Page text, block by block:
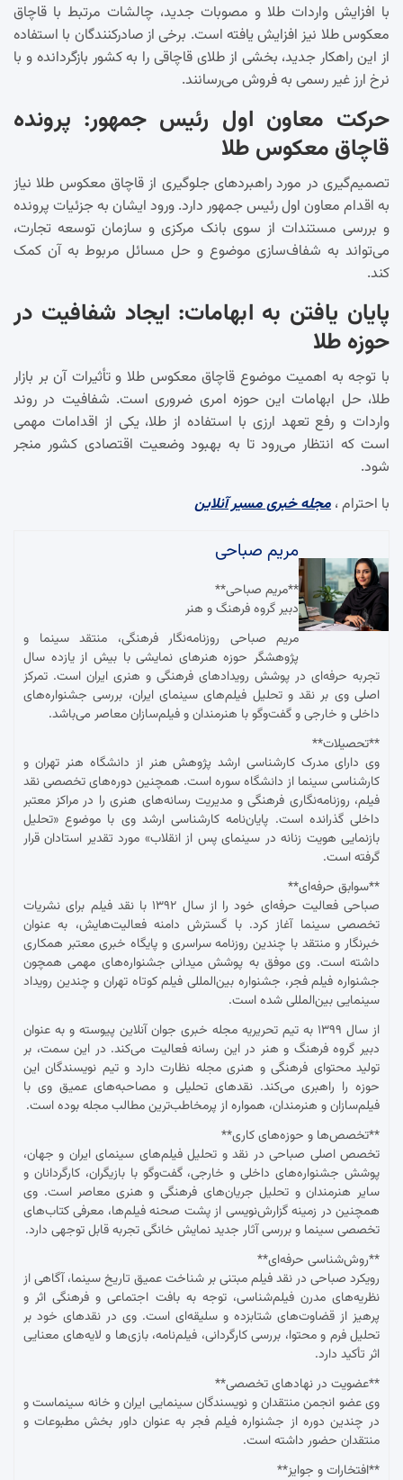
با افزایش واردات طلا و مصوبات جدید، چالشات مرتبط با قاچاق
معکوس طلا نیز افزایش یافته است. برخی از صادرکنندگان با استفاده
از این راهکار جدید، بخشی از طلای قاچاقی را به کشور بازگردانده و با
نرخ ارز غیر رسمی به فروش می‌رسانند.
حرکت معاون اول رئیس جمهور: پرونده
قاچاق معکوس طلا
تصمیم‌گیری در مورد راهبردهای جلوگیری از قاچاق معکوس طلا نیاز
به اقدام معاون اول رئیس جمهور دارد. ورود ایشان به جزئیات پرونده
و بررسی مستندات از سوی بانک مرکزی و سازمان توسعه تجارت،
می‌تواند به شفاف‌سازی موضوع و حل مسائل مربوط به آن کمک
کند.
پایان یافتن به ابهامات: ایجاد شفافیت در
حوزه طلا
با توجه به اهمیت موضوع قاچاق معکوس طلا و تأثیرات آن بر بازار
طلا، حل ابهامات این حوزه امری ضروری است. شفافیت در روند
واردات و رفع تعهد ارزی با استفاده از طلا، یکی از اقدامات مهمی
است که انتظار می‌رود تا به بهبود وضعیت اقتصادی کشور منجر
شود.
با احترام ، مجله خبری مسیر آنلاین
مریم صباحی
**مریم صباحی**
دبیر گروه فرهنگ و هنر
مریم صباحی روزنامه‌نگار فرهنگی، منتقد سینما و
پژوهشگر حوزه هنرهای نمایشی با بیش از یازده سال
تجربه حرفه‌ای در پوشش رویدادهای فرهنگی و هنری ایران است. تمرکز
اصلی وی بر نقد و تحلیل فیلم‌های سینمای ایران، بررسی جشنواره‌های
داخلی و خارجی و گفت‌وگو با هنرمندان و فیلم‌سازان معاصر می‌باشد.
**تحصیلات**
وی دارای مدرک کارشناسی ارشد پژوهش هنر از دانشگاه هنر تهران و
کارشناسی سینما از دانشگاه سوره است. همچنین دوره‌های تخصصی نقد
فیلم، روزنامه‌نگاری فرهنگی و مدیریت رسانه‌های هنری را در مراکز معتبر
داخلی گذرانده است. پایان‌نامه کارشناسی ارشد وی با موضوع «تحلیل
بازنمایی هویت زنانه در سینمای پس از انقلاب» مورد تقدیر استادان قرار
گرفته است.
**سوابق حرفه‌ای**
صباحی فعالیت حرفه‌ای خود را از سال ۱۳۹۲ با نقد فیلم برای نشریات
تخصصی سینما آغاز کرد. با گسترش دامنه فعالیت‌هایش، به عنوان
خبرنگار و منتقد با چندین روزنامه سراسری و پایگاه خبری معتبر همکاری
داشته است. وی موفق به پوشش میدانی جشنواره‌های مهمی همچون
جشنواره فیلم فجر، جشنواره بین‌المللی فیلم کوتاه تهران و چندین رویداد
سینمایی بین‌المللی شده است.
از سال ۱۳۹۹ به تیم تحریریه مجله خبری جوان آنلاین پیوسته و به عنوان
دبیر گروه فرهنگ و هنر در این رسانه فعالیت می‌کند. در این سمت، بر
تولید محتوای فرهنگی و هنری مجله نظارت دارد و تیم نویسندگان این
حوزه را راهبری می‌کند. نقدهای تحلیلی و مصاحبه‌های عمیق وی با
فیلم‌سازان و هنرمندان، همواره از پرمخاطب‌ترین مطالب مجله بوده است.
**تخصص‌ها و حوزه‌های کاری**
تخصص اصلی صباحی در نقد و تحلیل فیلم‌های سینمای ایران و جهان،
پوشش جشنواره‌های داخلی و خارجی، گفت‌وگو با بازیگران، کارگردانان و
سایر هنرمندان و تحلیل جریان‌های فرهنگی و هنری معاصر است. وی
همچنین در زمینه گزارش‌نویسی از پشت صحنه فیلم‌ها، معرفی کتاب‌های
تخصصی سینما و بررسی آثار جدید نمایش خانگی تجربه قابل توجهی دارد.
**روش‌شناسی حرفه‌ای**
رویکرد صباحی در نقد فیلم مبتنی بر شناخت عمیق تاریخ سینما، آگاهی از
نظریه‌های مدرن فیلم‌شناسی، توجه به بافت اجتماعی و فرهنگی اثر و
پرهیز از قضاوت‌های شتابزده و سلیقه‌ای است. وی در نقدهای خود بر
تحلیل فرم و محتوا، بررسی کارگردانی، فیلم‌نامه، بازی‌ها و لایه‌های معنایی
اثر تأکید دارد.
**عضویت در نهادهای تخصصی**
وی عضو انجمن منتقدان و نویسندگان سینمایی ایران و خانه سینماست و
در چندین دوره از جشنواره فیلم فجر به عنوان داور بخش مطبوعات و
منتقدان حضور داشته است.
**افتخارات و جوایز**